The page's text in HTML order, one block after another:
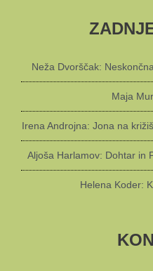
Neža Dvorščak:
Maja
Irena Androjna: Jona na
Aljoša Harlamov: Dohtar in
Helena Koder: